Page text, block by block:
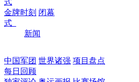
式
金牌时刻 闭幕
式
新闻
中国军团 世界诸强 项目盘点
每日回顾